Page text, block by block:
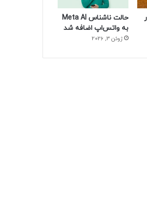
حالت ناشناس Meta AI
به واتس‌اپ اضافه شد
ژوئن 3, 2026